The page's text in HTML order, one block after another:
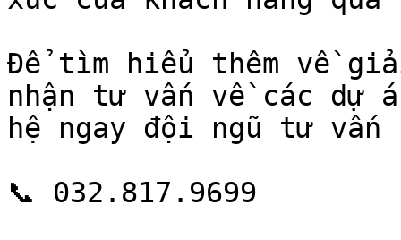
Để tìm hiểu thêm về
nhận tư vấn về các dự
hệ ngay đội ngũ tư vấn
📞 032.817.9699